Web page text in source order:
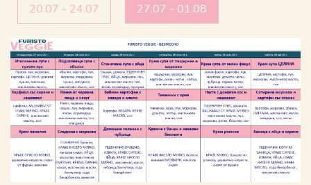
20.07 - 24.07 27.07 - 01.08